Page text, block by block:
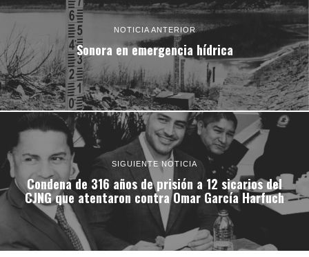
NOTICIA ANTERIOR
Sonora en emergencia hídrica
SIGUIENTE NOTICIA
Condena de 316 años de prisión a 12 sicarios del
CJNG que atentaron contra Omar García Harfuch